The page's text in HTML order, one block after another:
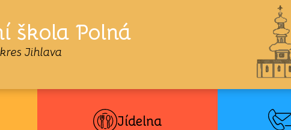
škola Polná
Jihlava
Jídelna